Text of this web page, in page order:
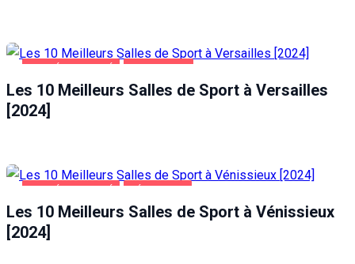
Les 10 Meilleurs Salles de Sport à Versailles
[2024]
Les 10 Meilleurs Salles de Sport à Vénissieux
[2024]